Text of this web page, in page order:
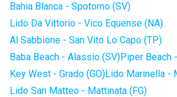
Bahia Blanca - Spotorno (SV)
Lido Da Vittorio - Vico Equense (NA)
Al Sabbione - San Vito Lo Capo (TP)
Baba Beach - Alassio (SV)Piper Beach
Key West - Grado (GO)Lido Marinella -
Lido San Matteo - Mattinata (FG)